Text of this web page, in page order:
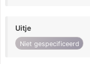
Uitje
Niet gespecificeerd